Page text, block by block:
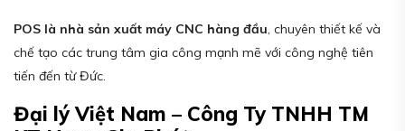
POS là nhà sản xuất máy CNC hàng đầu, chuyên thiết kế và
chế tạo các trung tâm gia công mạnh mẽ với công nghệ tiên
tiến đến từ Đức.
Đại lý Việt Nam – Công Ty TNHH TM